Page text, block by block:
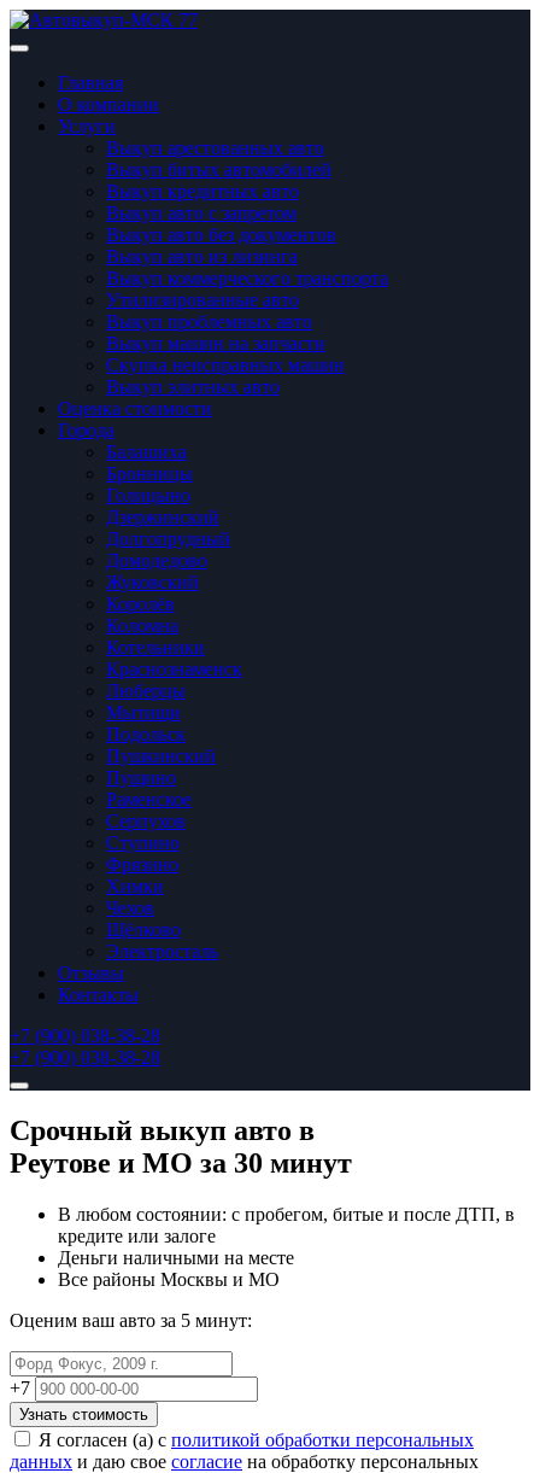
Главная
О компании
Услуги
Выкуп арестованных авто
Выкуп битых автомобилей
Выкуп кредитных авто
Выкуп авто с запретом
Выкуп авто без документов
Выкуп авто из лизинга
Выкуп коммерческого транспорта
Утилизированные авто
Выкуп проблемных авто
Выкуп машин на запчасти
Скупка неисправных машин
Выкуп элитных авто
Оценка стоимости
Города
Балашиха
Бронницы
Голицынo
Дзержинский
Долгопрудный
Домодедово
Жуковский
Королёв
Коломна
Котельники
Краснознаменск
Люберцы
Мытищи
Подольск
Пушкинский
Пущино
Раменское
Серпухов
Ступино
Фрязино
Химки
Чехов
Щёлково
Электросталь
Отзывы
Контакты
+7 (900) 038-38-28
+7 (900) 038-38-28
Срочный выкуп авто в
Реутове и МО за 30 минут
В любом состоянии: с пробегом, битые и после ДТП, в
кредите или залоге
Деньги наличными на месте
Все районы Москвы и МО
Оценим ваш авто за 5 минут:
+7
Узнать стоимость
Я согласен (а) с политикой обработки персональных
данных и даю свое согласие на обработку персональных